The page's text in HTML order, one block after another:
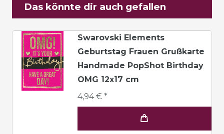
Das könnte dir auch gefallen
Swarovski Elements
Geburtstag Frauen Grußkarte
Handmade PopShot Birthday
OMG 12x17 cm
4,94 € *